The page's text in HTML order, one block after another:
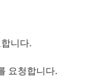
니다.
요청합니다.